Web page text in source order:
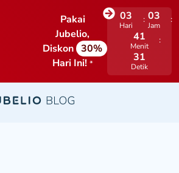
Pakai
Jubelio,
Diskon 30%
Hari Ini! *
03
Hari
03
Jam
41
Menit
31
Detik